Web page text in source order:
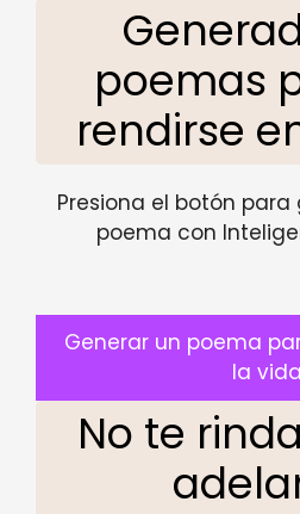
poemas
rendirse
Presiona el botón
poema con
Generar un poema
la vida
No te